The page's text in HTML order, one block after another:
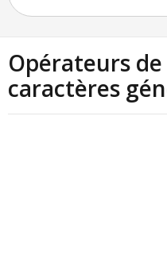
Opérateurs
caractères